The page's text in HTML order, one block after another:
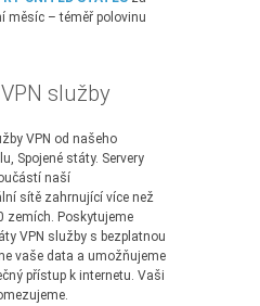
měsíc – téměř polovinu
služby
VPN od našeho
Spojené státy. Servery
naší
sítě zahrnující více než
zemích. Poskytujeme
VPN služby s bezplatnou
vaše data a umožňujeme
přístup k internetu. Vaši